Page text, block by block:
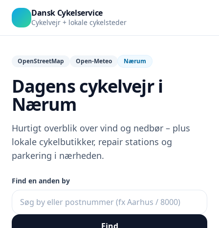
Dansk Cykelservice
Cykelvejr + lokale cykelsteder
OpenStreetMap Open-Meteo Nærum
Dagens cykelvejr i
Nærum
Hurtigt overblik over vind og nedbør – plus
lokale cykelbutikker, repair stations og
parkering i nærheden.
Find en anden by